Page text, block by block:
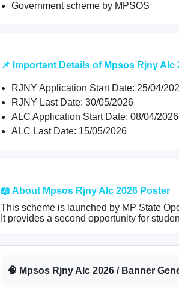
Government scheme by MPSOS
📌 Important Details of Mpsos Rjny Alc
RJNY Application Start Date: 25/04/
RJNY Last Date: 30/05/2026
ALC Application Start Date: 08/04/2026
ALC Last Date: 15/05/2026
📖 About Mpsos Rjny Alc 2026 Poster
This scheme is launched by MP State
It provides a second opportunity for
🧠 Mpsos Rjny Alc 2026 / Banner